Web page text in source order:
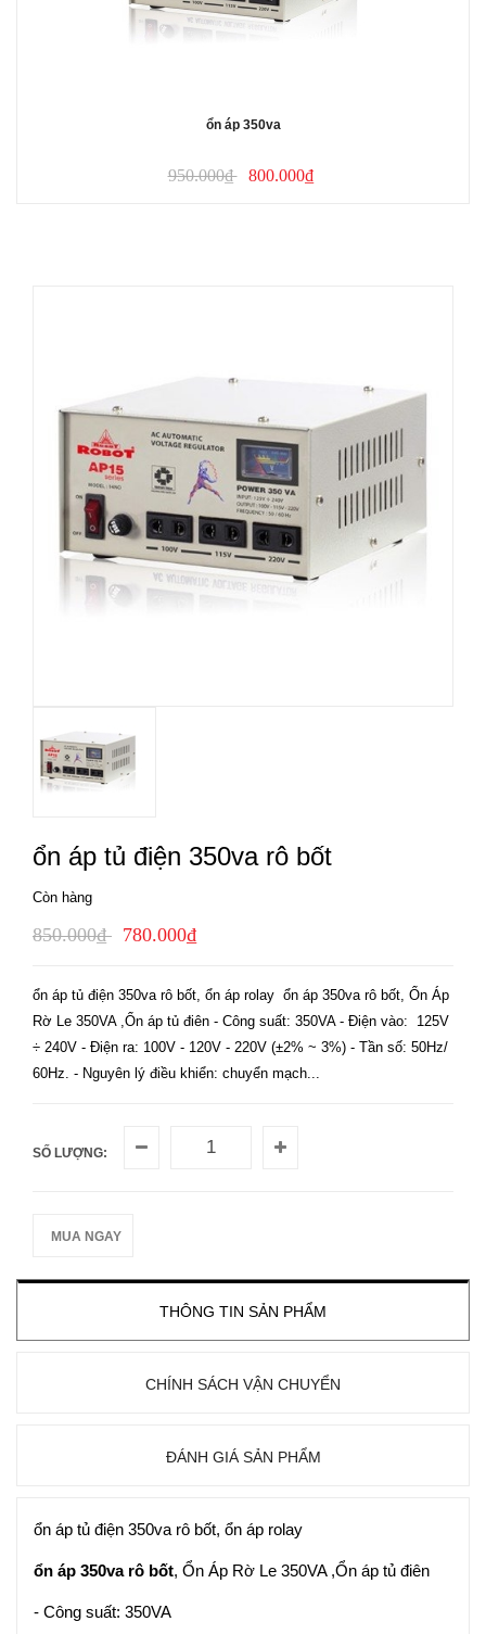
ổn áp 350va
950.000₫ 800.000₫
ổn áp tủ điện 350va rô bốt
Còn hàng
850.000₫ 780.000₫
ổn áp tủ điện 350va rô bốt, ổn áp rolay ổn áp 350va rô bốt, Ổn Áp
Rờ Le 350VA ,Ổn áp tủ điên - Công suất: 350VA - Điện vào: 125V
÷ 240V - Điện ra: 100V - 120V - 220V (±2% ~ 3%) - Tần số: 50Hz/
60Hz. - Nguyên lý điều khiển: chuyển mạch...
SỐ LƯỢNG:
MUA NGAY
THÔNG TIN SẢN PHẨM
CHÍNH SÁCH VẬN CHUYỂN
ĐÁNH GIÁ SẢN PHẨM
ổn áp tủ điện 350va rô bốt, ổn áp rolay
ổn áp 350va rô bốt, Ổn Áp Rờ Le 350VA ,Ổn áp tủ điên
- Công suất: 350VA